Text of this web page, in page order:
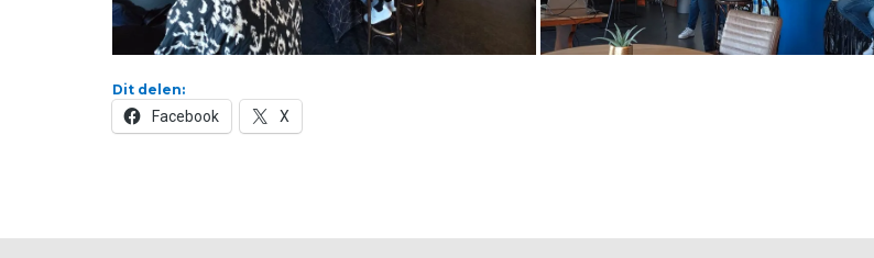
Dit delen:
Facebook X